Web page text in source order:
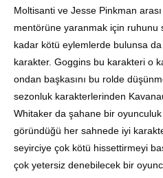
Moltisanti ve Jesse Pinkman
mentörüne yaranmak için ruhunu
kadar kötü eylemlerde bulunsa
karakter. Goggins bu karakteri o
ondan başkasını bu rolde
sezonluk karakterlerinden
Whitaker da şahane bir
göründüğü her sahnede iyi
seyirciye çok kötü hissettirmeyi
çok yetersiz denebilecek bir